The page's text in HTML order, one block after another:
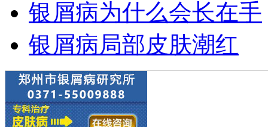
银屑病为什么会长在手
银屑病局部皮肤潮红